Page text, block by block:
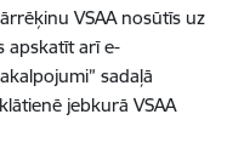
VSAA nosūtīs uz
apskatīt arī e-
sadaļā
jebkurā VSAA